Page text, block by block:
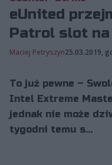
eUnited
Patrol slot na
Maciej Petryszyn25.03.2019,
To już pewne –
Intel Extreme
jednak nie może
tygodni temu s...